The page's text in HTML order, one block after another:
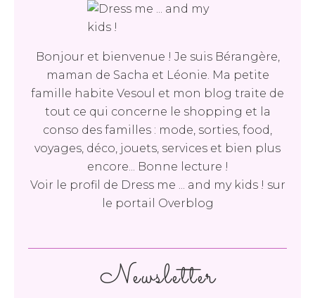
Newsletter
Bonjour et bienvenue ! Je suis Bérangère,
maman de Sacha et Léonie. Ma petite
famille habite Vesoul et mon blog traite de
tout ce qui concerne le shopping et la
conso des familles : mode, sorties, food,
voyages, déco, jouets, services et bien plus
encore... Bonne lecture !
Voir le profil de Dress me ... and my kids ! sur
le portail Overblog